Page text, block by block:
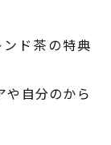
ド茶の特典
や自分のから